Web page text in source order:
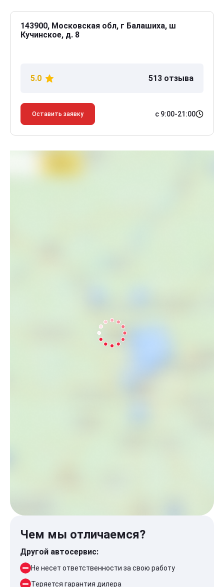
143900, Московская обл, г Балашиха, ш
Кучинское, д. 8
5.0 513 отзыва
Оставить заявку с 9:00-21:00
Чем мы отличаемся?
Другой автосервис:
Не несет ответственности за свою работу
Теряется гарантия дилера